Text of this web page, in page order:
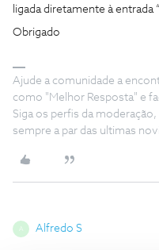
ligada diretamente à entrada
Obrigado
Ajude a comunidade a
como "Melhor Resposta" e
Siga os perfis da
sempre a par das ultimas
A Alfredo S